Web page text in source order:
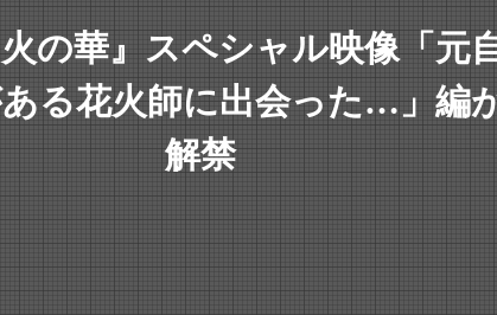
の華』スペシャル映像「元
る花火師に出会った…」編
解禁